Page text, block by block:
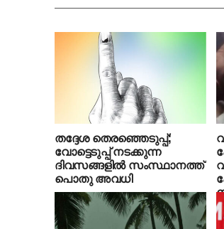
തദ്ദേശ തെരഞ്ഞെടുപ്പ്;
വോട്ടെടുപ്പ് നടക്കുന്ന
ദിവസങ്ങളില്‍ സംസ്ഥാനത്ത്
പൊതു അവധി